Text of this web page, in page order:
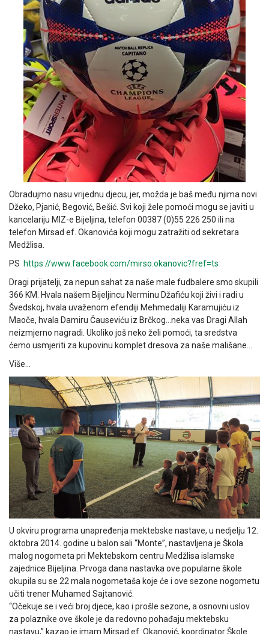
Obradujmo nasu vrijednu djecu, jer, možda je baš među njima novi
Džeko, Pjanić, Begović, Bešić. Svi koji žele pomoći mogu se javiti u
kancelariju MIZ-e Bijeljina, telefon 00387 (0)55 226 250 ili na
telefon Mirsad ef. Okanovića koji mogu zatražiti od sekretara
Medžlisa.
PS https://www.facebook.com/mirso.okanovic?fref=ts
Dragi prijatelji, za nepun sahat za naše male fudbalere smo skupili
366 KM. Hvala našem Bijeljincu Nerminu Džafiću koji živi i radi u
Švedskoj, hvala uvaženom efendiji Mehmedaliji Karamujiću iz
Maoče, hvala Damiru Čauseviću iz Brčkog…neka vas Dragi Allah
neizmjerno nagradi. Ukoliko još neko želi pomoći, ta sredstva
ćemo usmjeriti za kupovinu komplet dresova za naše mališane…
Više…
U okviru programa unapređenja mektebske nastave, u nedjelju 12.
oktobra 2014. godine u balon sali “Monte”, nastavljena je Škola
malog nogometa pri Mektebskom centru Medžlisa islamske
zajednice Bijeljina. Prvoga dana nastavka ove popularne škole
okupila su se 22 mala nogometaša koje će i ove sezone nogometu
učiti trener Muhamed Sajtanović.
“Očekuje se i veći broj djece, kao i prošle sezone, a osnovni uslov
za polaznike ove škole je da redovno pohađaju mektebsku
nastavu,” kazao je imam Mirsad ef. Okanović, koordinator Škole